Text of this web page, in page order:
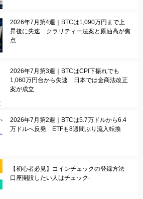
2026年7月第4週｜BTCは1,090万円まで上
昇後に失速 クラリティー法案と原油高が焦
点
2026年7月第3週｜BTCはCPI下振れでも
1,060万円台から失速 日本では金商法改正
案が成立
2026年7月第2週｜BTCは5.7万ドルから6.4
万ドルへ反発 ETFも8週間ぶり流入転換
【初心者必見】コインチェックの登録方法-
口座開設したい人はチェック-